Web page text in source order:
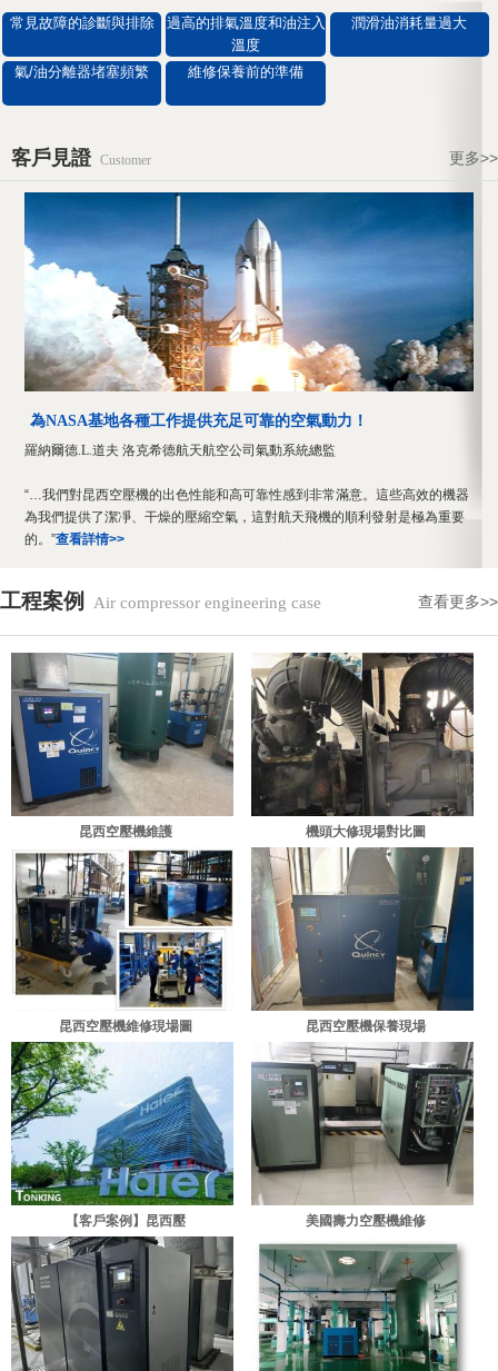
常見故障的診斷與排除
過高的排氣溫度和油注入
溫度
潤滑油消耗量過大
氣/油分離器堵塞頻繁 維修保養前的準備
客戶見證 Customer 更多>>
為NASA基地各種工作提供充足可靠的空氣動力！
羅納爾德.L.道夫 洛克希德航天航空公司氣動系統總監
“…我們對昆西空壓機的出色性能和高可靠性感到非常滿意。這些高效的機器
為我們提供了潔凈、干燥的壓縮空氣，這對航天飛機的順利發射是極為重要
的。”查看詳情>>
工程案例 Air compressor engineering case 查看更多>>
昆西空壓機維護 機頭大修現場對比圖
昆西空壓機維修現場圖 昆西空壓機保養現場
【客戶案例】昆西壓 美國壽力空壓機維修